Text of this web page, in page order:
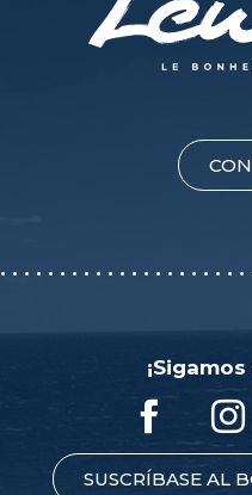
SUSCRÍBASE AL